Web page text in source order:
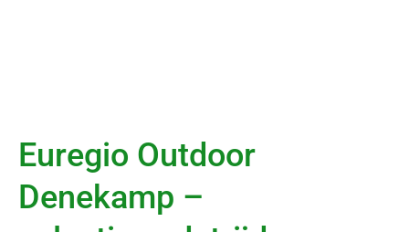
Euregio Outdoor
Denekamp –